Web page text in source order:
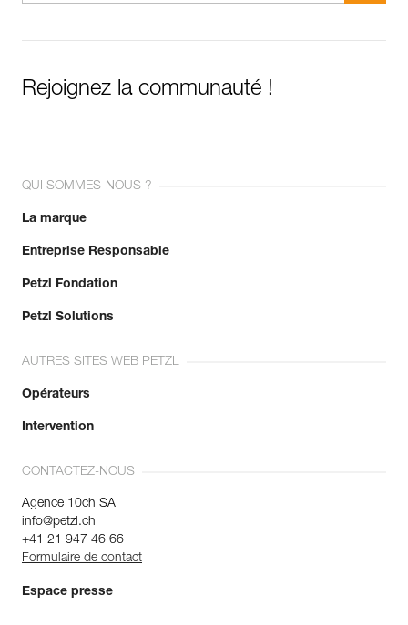
Rejoignez la communauté !
QUI SOMMES-NOUS ?
La marque
Entreprise Responsable
Petzl Fondation
Petzl Solutions
AUTRES SITES WEB PETZL
Opérateurs
Intervention
CONTACTEZ-NOUS
Agence 10ch SA
info@petzl.ch
+41 21 947 46 66
Formulaire de contact
Espace presse